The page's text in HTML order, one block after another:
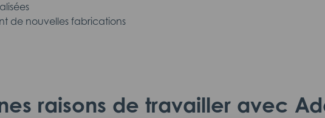
de nouvelles fabrications
raisons de travailler avec